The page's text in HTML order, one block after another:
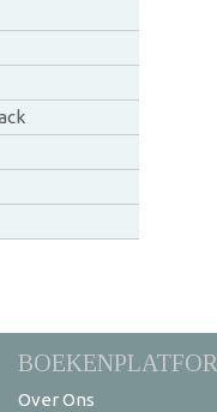
Over Ons